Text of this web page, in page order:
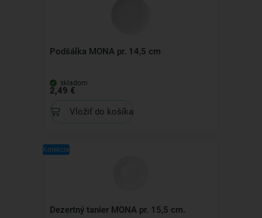
Podšálka MONA pr. 14,5 cm
skladom
2,49 €
Vložiť do košíka
Kolekcia
Dezertný tanier MONA pr. 15,5 cm.